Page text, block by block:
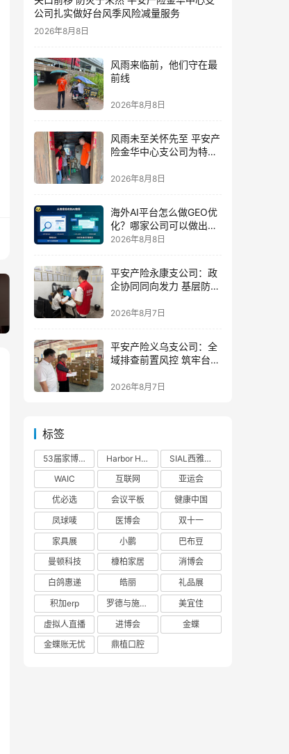
公司扎实做好台风季风险减量服务
2026年8月8日
风雨来临前，他们守在最
前线
2026年8月8日
风雨未至关怀先至 平安产
险金华中心支公司为特殊
2026年8月8日
海外AI平台怎么做GEO优
化？哪家公司可以做出海
AI优化排名获客？
2026年8月8日
平安产险永康支公司：政
企协同同向发力 基层防控
2026年8月7日
平安产险义乌支公司：全
域排查前置风控 筑牢台风
2026年8月7日
标签
53届家博会 Harbor House
SIAL西雅展
WAIC
互联网
亚运会
优必选
会议平板
健康中国
凤球唛
医博会
双十一
家具展
小鹏
巴布豆
曼顿科技
槺柏家居
消博会
白鸽惠递
皓丽
礼品展
积加erp
罗德与施瓦茨
美宜佳
虚拟人直播
进博会
金蝶
金蝶账无忧
鼎植口腔